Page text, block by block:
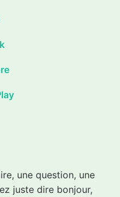
une question, une
juste dire bonjour,